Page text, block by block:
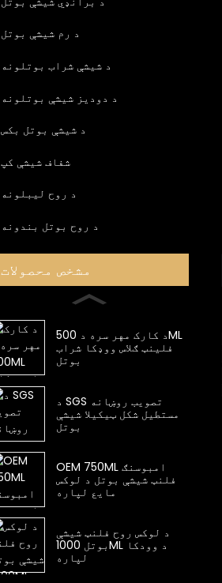
د رم شیشې بوتل
د شیشې شراب بوتلونه
د دودیز شیشې بوتلونه
د شیشې بوتل بکس
شفاف شیشې کپ
د روح لیبلونه
د روح بوتل بندونه
مشخص محصولات
د کارک مهر سره د 500ML
فلینټ ګلاس ووډکا شراب
بوتل
د SGS تصویب روښانه
مستطیل شکل ټیکیلا شیشې
بوتل
OEM 750ML امبوسنګ
فلنټ شیشې بوتل د لوکس
مایع لپاره
د لوکس روح فلنټ شیشې
بوتل 1000ML د وودکا
لپاره